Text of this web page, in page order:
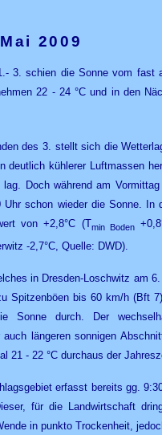
2009
3. schien die Sonne vom fast
22 - 24 °C und in den
des 3. stellt sich die
deutlich kühlerer Luftmassen
Doch während am
schon wieder die Sonne. In
von +2,8°C (Tmin Boden
-2,7°C, Quelle: DWD).
in Dresden-Loschwitz am
Spitzenböen bis 60 km/h (Bft
Sonne durch. Der
auch längeren sonnigen
21 - 22 °C durchaus der
erfasst bereits gg.
für die Landwirtschaft
in punkto Trockenheit,